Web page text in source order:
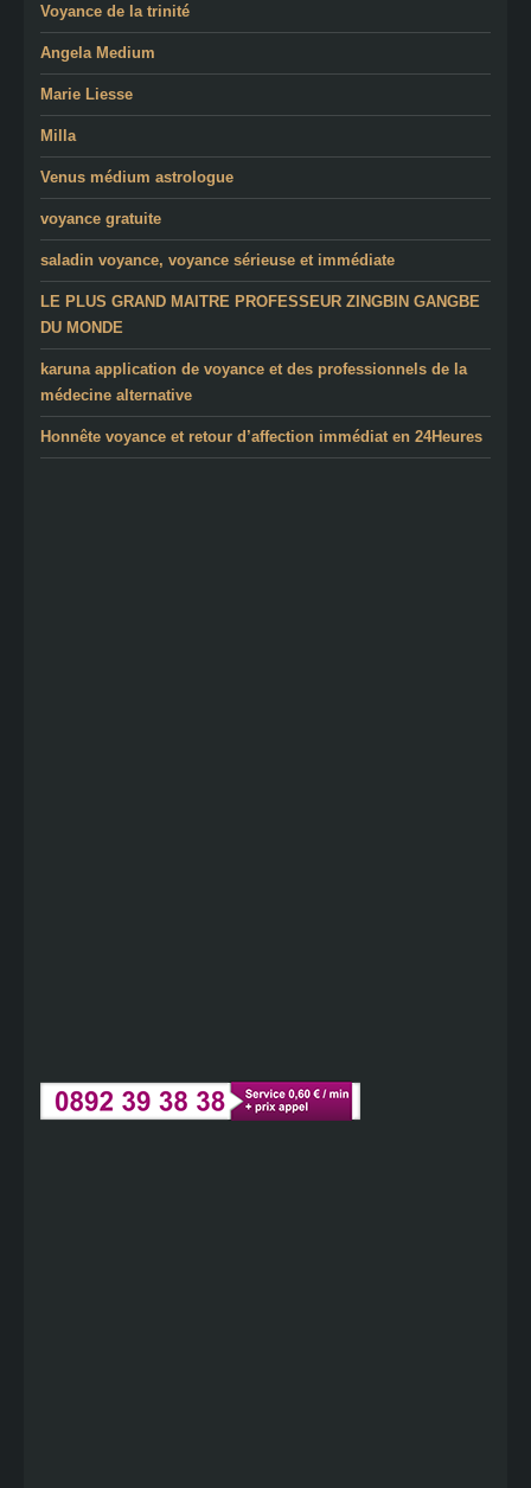
Voyance de la trinité
Angela Medium
Marie Liesse
Milla
Venus médium astrologue
voyance gratuite
saladin voyance, voyance sérieuse et immédiate
LE PLUS GRAND MAITRE PROFESSEUR ZINGBIN GANGBE
DU MONDE
karuna application de voyance et des professionnels de la
médecine alternative
Honnête voyance et retour d’affection immédiat en 24Heures